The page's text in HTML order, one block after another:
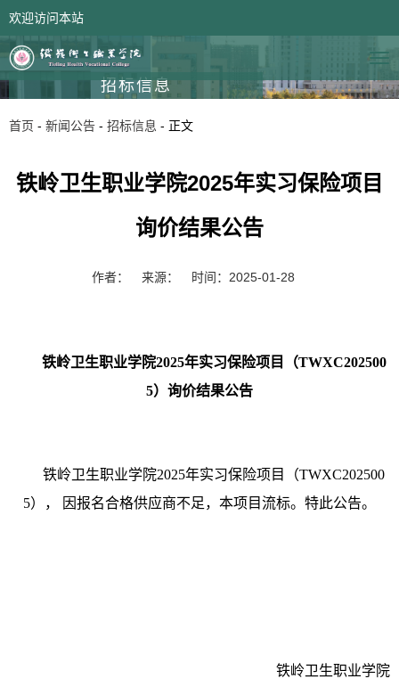
欢迎访问本站
网站首页 领导信箱
招标信息
首页 - 新闻公告 - 招标信息 - 正文
铁岭卫生职业学院2025年实习保险项目
询价结果公告
作者： 来源： 时间：2025-01-28
铁岭卫生职业学院2025年实习保险项目
（TWXC202500
5）询价结果公告
铁岭卫生职业学院2025年实习保险项目（TWXC202500
5）
， 因报名合格供应商不足，本项目流标。特此公告。
铁岭卫生职业学院